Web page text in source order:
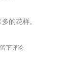
的花样。
留下评论